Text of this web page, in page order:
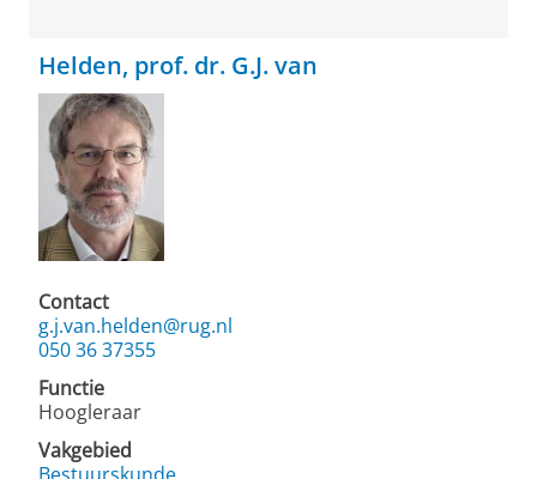
Helden, prof. dr. G.J. van
Contact
g.j.van.helden@rug.nl
050 36 37355
Functie
Hoogleraar
Vakgebied